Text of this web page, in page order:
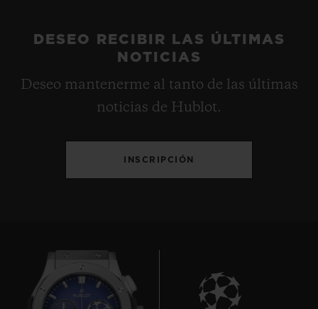
DESEO RECIBIR LAS ÚLTIMAS
NOTICIAS
Deseo mantenerme al tanto de las últimas
noticias de Hublot.
INSCRIPCIÓN